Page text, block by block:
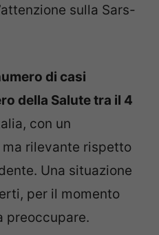
sulla Sars-
di casi
della Salute tra il 4
con un
rilevante rispetto
Una situazione
per il momento
preoccupare.